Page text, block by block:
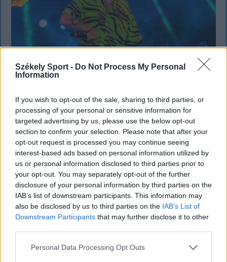
Székely Sport - Do Not Process My Personal
Information
If you wish to opt-out of the sale, sharing to third parties, or
processing of your personal or sensitive information for
targeted advertising by us, please use the below opt-out
section to confirm your selection. Please note that after your
opt-out request is processed you may continue seeing
interest-based ads based on personal information utilized by
us or personal information disclosed to third parties prior to
your opt-out. You may separately opt-out of the further
disclosure of your personal information by third parties on the
IAB’s list of downstream participants. This information may
also be disclosed by us to third parties on the IAB’s List of
Downstream Participants that may further disclose it to other
Personal Data Processing Opt Outs
Büntetőfeljelentést tett Majka ügyvédje
a romániai telefonszámról érkezett
fenyegetés miatt
Büntetőfeljelentést tett csütörtökön Majka
romániai jogi képviselője a sepsiszentgyörgyi Sic
Feszt fesztiválra tervezett koncert lemondását
kiváltó fenyegetés ügyében.